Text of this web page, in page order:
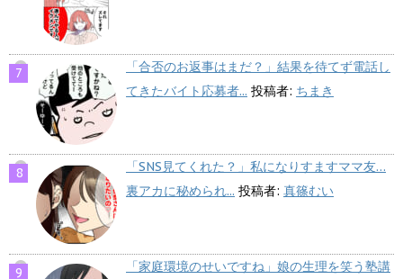
「合否のお返事はまだ？」結果を待てず電話し
てきたバイト応募者... 投稿者: ちまき
「SNS見てくれた？」私になりすますママ友…
裏アカに秘められ... 投稿者: 真篠むい
「家庭環境のせいですね」娘の生理を笑う塾講